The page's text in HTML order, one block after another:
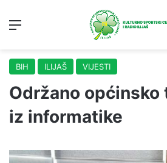
BIH ILIJAŠ VIJESTI
Održano općinsko
iz informatike